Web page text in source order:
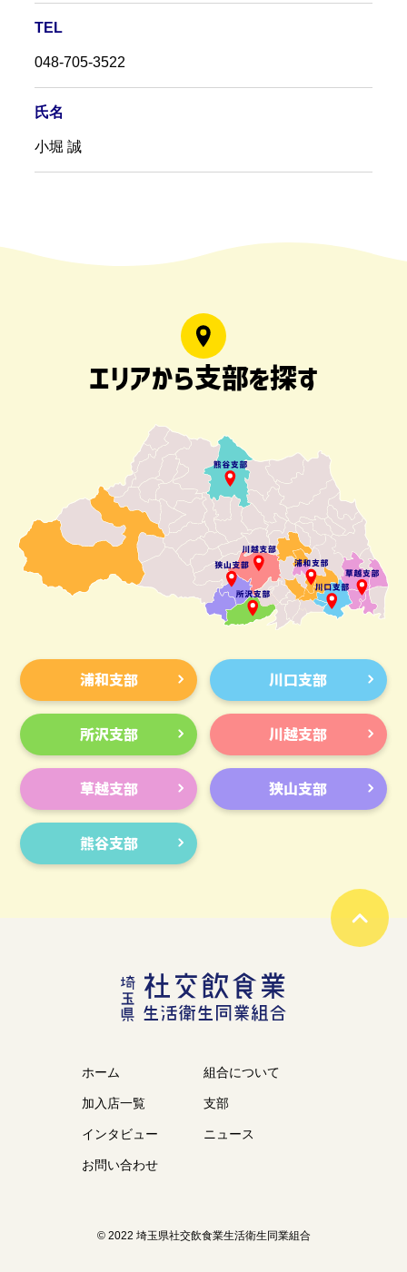
TEL
048-705-3522
氏名
小堀 誠
エリアから支部を探す
浦和支部 川口支部
所沢支部 川越支部
草越支部 狭山支部
熊谷支部
ホーム 組合について
加入店一覧 支部
インタビュー ニュース
お問い合わせ
© 2022 埼玉県社交飲食業生活衛生同業組合